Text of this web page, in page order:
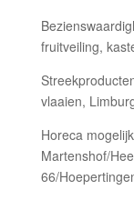
fruitveiling,
vlaaien,
Horeca
Martenshof/
66/